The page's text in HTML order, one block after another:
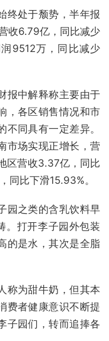
终处于颓势，半年报
收6.79亿，同比减少
9512万，同比减少
报中解释称主要由于
，各区销售情况和市
同具有一定差异。
市场实现正增长，营
区营收3.37亿，同比
同比下滑15.93%。
园之类的含乳饮料早
。打开李子园外包装
的是水，其次是全脂
称为甜牛奶，但其本
费者健康意识不断提
子园们，转而追捧各